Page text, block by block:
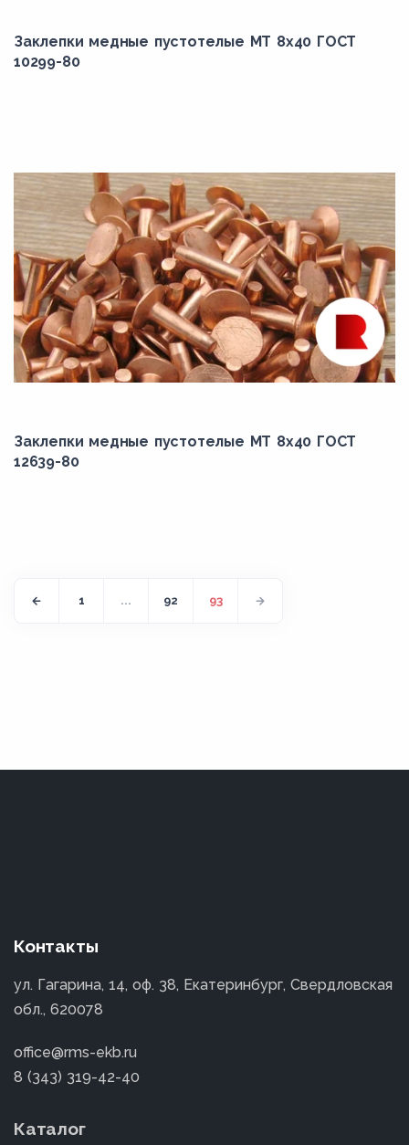
Заклепки медные пустотелые МТ 8х40 ГОСТ
10299-80
Заклепки медные пустотелые МТ 8х40 ГОСТ
12639-80
1 ... 92 93
Контакты
ул. Гагарина, 14, оф. 38, Екатеринбург, Свердловская
обл., 620078
office@rms-ekb.ru
8 (343) 319-42-40
Каталог